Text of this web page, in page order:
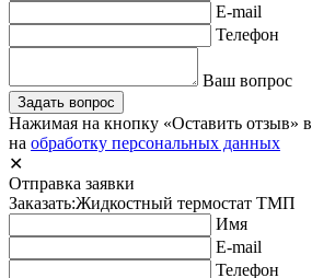
E-mail
Телефон
Ваш вопрос
Задать вопрос
Нажимая на кнопку «Оставить отзыв»
на обработку персональных данных
✕
Отправка заявки
Заказать:Жидкостный термостат ТМП
Имя
E-mail
Телефон